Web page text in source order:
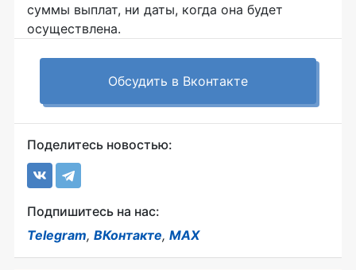
суммы выплат, ни даты, когда она будет
осуществлена.
Обсудить в Вконтакте
Поделитесь новостью:
Подпишитесь на нас:
Telegram, ВКонтакте, MAX